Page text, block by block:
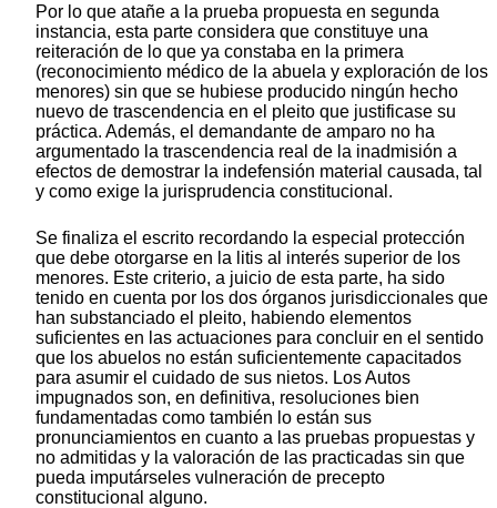
Por lo que atañe a la prueba propuesta en segunda
instancia, esta parte considera que constituye una
reiteración de lo que ya constaba en la primera
(reconocimiento médico de la abuela y exploración de los
menores) sin que se hubiese producido ningún hecho
nuevo de trascendencia en el pleito que justificase su
práctica. Además, el demandante de amparo no ha
argumentado la trascendencia real de la inadmisión a
efectos de demostrar la indefensión material causada, tal
y como exige la jurisprudencia constitucional.
Se finaliza el escrito recordando la especial protección
que debe otorgarse en la litis al interés superior de los
menores. Este criterio, a juicio de esta parte, ha sido
tenido en cuenta por los dos órganos jurisdiccionales que
han substanciado el pleito, habiendo elementos
suficientes en las actuaciones para concluir en el sentido
que los abuelos no están suficientemente capacitados
para asumir el cuidado de sus nietos. Los Autos
impugnados son, en definitiva, resoluciones bien
fundamentadas como también lo están sus
pronunciamientos en cuanto a las pruebas propuestas y
no admitidas y la valoración de las practicadas sin que
pueda imputárseles vulneración de precepto
constitucional alguno.